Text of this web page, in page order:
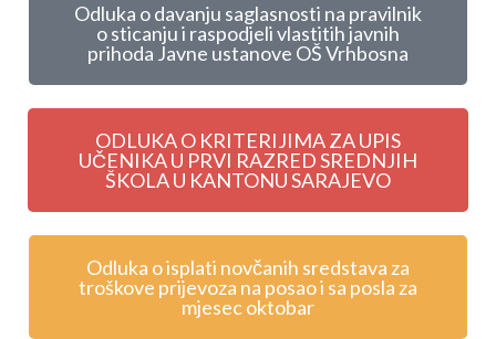
Odluka o davanju saglasnosti na pravilnik
o sticanju i raspodjeli vlastitih javnih
prihoda Javne ustanove OŠ Vrhbosna
ODLUKA O KRITERIJIMA ZA UPIS
UČENIKA U PRVI RAZRED SREDNJIH
ŠKOLA U KANTONU SARAJEVO
Odluka o isplati novčanih sredstava za
troškove prijevoza na posao i sa posla za
mjesec oktobar